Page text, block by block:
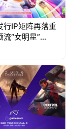
行IP矩阵再落重
流“女明星”
LOOPY 正版3D